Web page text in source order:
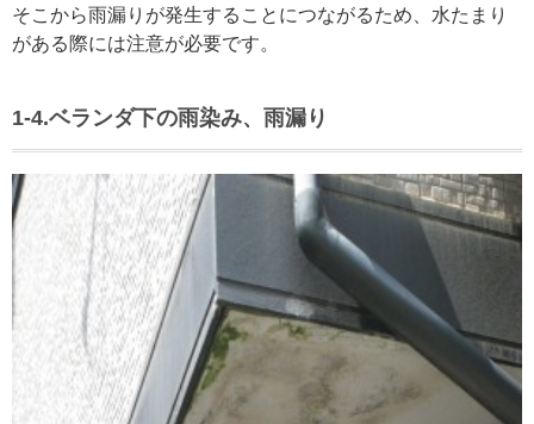
そこから雨漏りが発生することにつながるため、水たまり
がある際には注意が必要です。
1-4.ベランダ下の雨染み、雨漏り